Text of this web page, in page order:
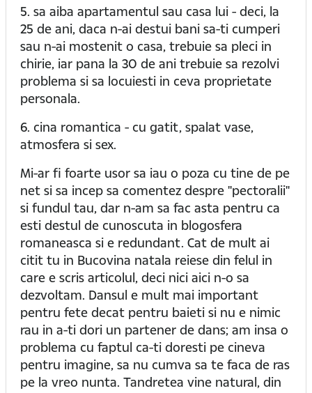
5. sa aiba apartamentul sau casa lui - deci, la
25 de ani, daca n-ai destui bani sa-ti cumperi
sau n-ai mostenit o casa, trebuie sa pleci in
chirie, iar pana la 30 de ani trebuie sa rezolvi
problema si sa locuiesti in ceva proprietate
personala.
6. cina romantica - cu gatit, spalat vase,
atmosfera si sex.
Mi-ar fi foarte usor sa iau o poza cu tine de pe
net si sa incep sa comentez despre "pectoralii"
si fundul tau, dar n-am sa fac asta pentru ca
esti destul de cunoscuta in blogosfera
romaneasca si e redundant. Cat de mult ai
citit tu in Bucovina natala reiese din felul in
care e scris articolul, deci nici aici n-o sa
dezvoltam. Dansul e mult mai important
pentru fete decat pentru baieti si nu e nimic
rau in a-ti dori un partener de dans; am insa o
problema cu faptul ca-ti doresti pe cineva
pentru imagine, sa nu cumva sa te faca de ras
pe la vreo nunta. Tandretea vine natural, din